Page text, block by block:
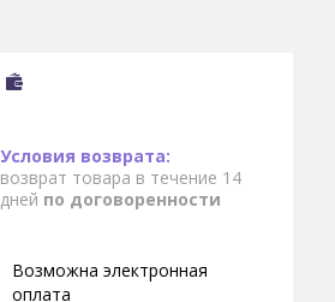
возврат товара в течение 14
дней по договоренности